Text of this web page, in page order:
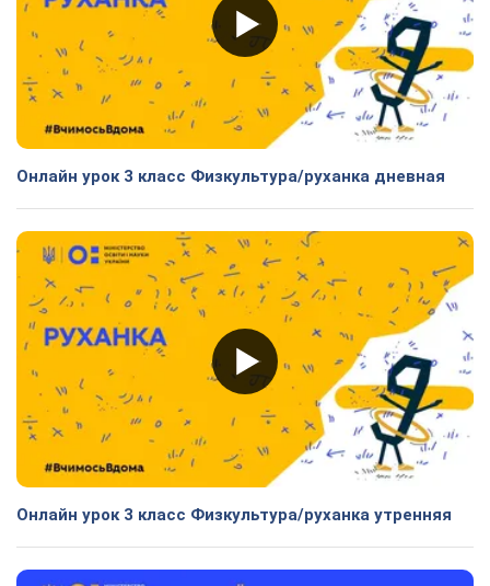
Онлайн урок 3 класс Физкультура/руханка дневная
Онлайн урок 3 класс Физкультура/руханка утренняя